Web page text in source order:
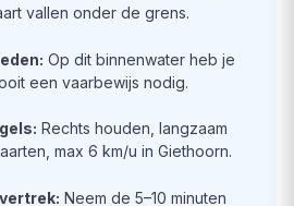
vallen onder de grens.
Op dit binnenwater heb je
een vaarbewijs nodig.
Rechts houden, langzaam
max 6 km/u in Giethoorn.
Neem de 5–10 minuten